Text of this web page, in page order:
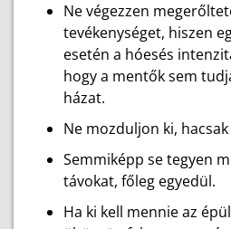
Ne végezzen
tevékenységet, hiszen
esetén a hóesés
hogy a mentők sem
házat.
Ne mozduljon ki,
Semmiképp se tegyen
távokat, főleg egyedül.
Ha ki kell mennie az